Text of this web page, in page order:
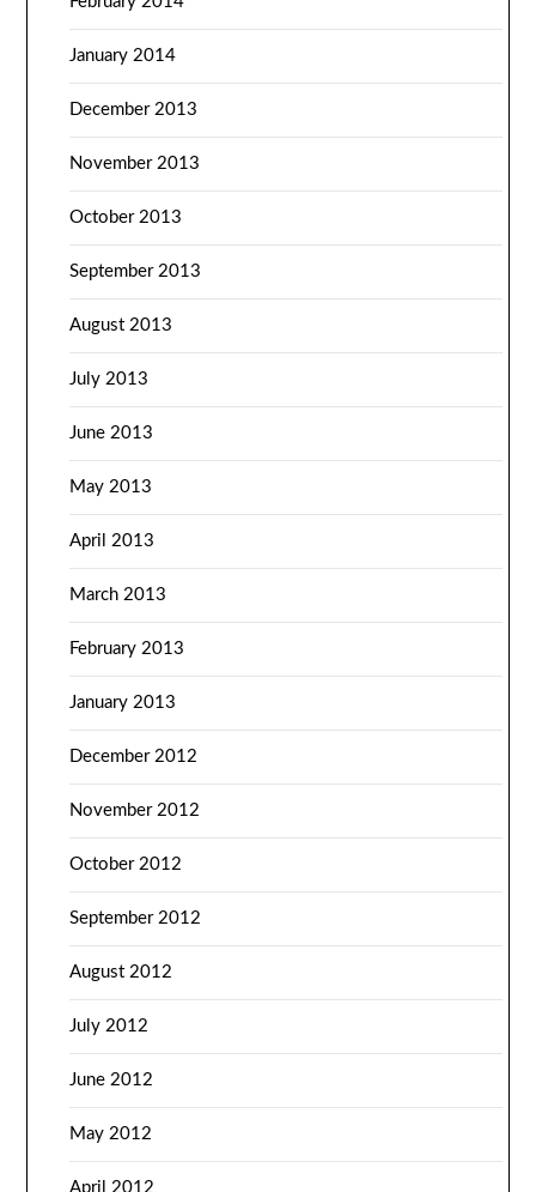
January 2014
December 2013
November 2013
October 2013
September 2013
August 2013
July 2013
June 2013
May 2013
April 2013
March 2013
February 2013
January 2013
December 2012
November 2012
October 2012
September 2012
August 2012
July 2012
June 2012
May 2012
April 2012